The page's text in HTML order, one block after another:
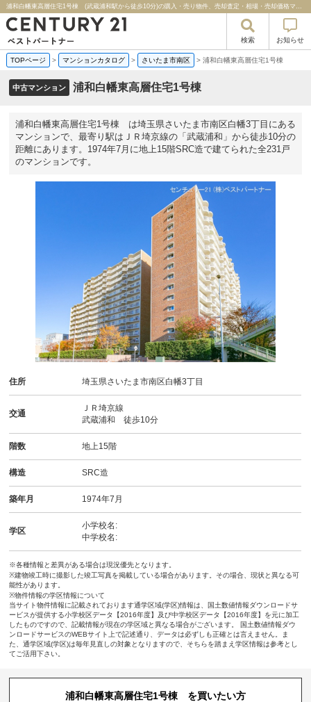
浦和白幡東高層住宅1号棟 (武蔵浦和駅から徒歩10分)の購入・売り物件、売却査定・相場・売却価格マンション情報｜センチュリー２１ベストパートナー
検索 お知らせ
TOPページ > マンションカタログ > さいたま市南区 > 浦和白幡東高層住宅1号棟
中古マンション 浦和白幡東高層住宅1号棟
浦和白幡東高層住宅1号棟 は埼玉県さいたま市南区白幡3丁目にある
マンションで、最寄り駅はＪＲ埼京線の「武蔵浦和」から徒歩10分の
距離にあります。1974年7月に地上15階SRC造で建てられた全231戸
のマンションです。
住所 埼玉県さいたま市南区白幡3丁目
交通
ＪＲ埼京線
武蔵浦和 徒歩10分
階数 地上15階
構造 SRC造
築年月 1974年7月
学区
小学校名:
中学校名:
※各種情報と差異がある場合は現況優先となります。
※建物竣工時に撮影した竣工写真を掲載している場合があります。その場合、現状と異なる可
能性があります。
※物件情報の学区情報について
当サイト物件情報に記載されております通学区域(学区)情報は、国土数値情報ダウンロードサ
ービスが提供する小学校区データ【2016年度】及び中学校区データ【2016年度】を元に加工
したものですので、記載情報が現在の学区域と異なる場合がございます。 国土数値情報ダウ
ンロードサービスのWEBサイト上で記述通り、データは必ずしも正確とは言えません。ま
た、通学区域(学区)は毎年見直しの対象となりますので、そちらを踏まえ学区情報は参考とし
てご活用下さい。
浦和白幡東高層住宅1号棟 を買いたい方